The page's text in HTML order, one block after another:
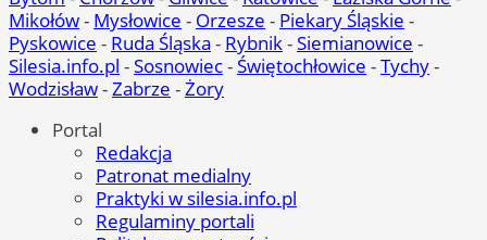
Mikołów- Mysłowice - Orzesze - Piekary Śląskie -
Pyskowice - Ruda Śląska - Rybnik-Siemianowice -
Silesia.info.pl -Sosnowiec-Świętochłowice -Tychy-
Wodzisław-Zabrze -Żory
Portal
Redakcja
Patronat medialny
Praktyki w silesia.info.pl
Regulaminy portali